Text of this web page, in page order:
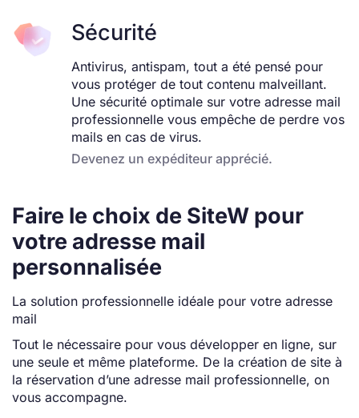
Sécurité
Antivirus, antispam, tout a été pensé pour
vous protéger de tout contenu malveillant.
Une sécurité optimale sur votre adresse mail
professionnelle vous empêche de perdre vos
mails en cas de virus.
Devenez un expéditeur apprécié.
Faire le choix de SiteW pour
votre adresse mail
personnalisée
La solution professionnelle idéale pour votre adresse
mail
Tout le nécessaire pour vous développer en ligne, sur
une seule et même plateforme. De la création de site à
la réservation d’une adresse mail professionnelle, on
vous accompagne.